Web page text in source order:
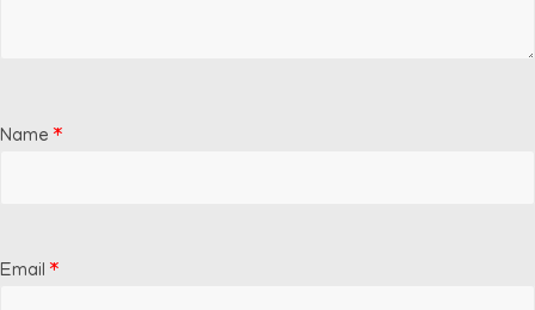
Name *
Email *